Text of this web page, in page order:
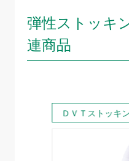
弾性ストッキ
連商品
ＤＶＴストッキ